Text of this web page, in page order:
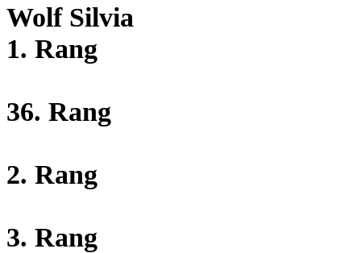
Wolf Silvia
1. Rang
36. Rang
2. Rang
3. Rang